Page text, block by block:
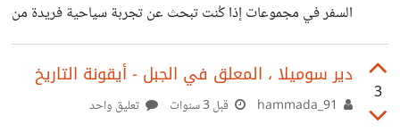
السفر في مجموعات إذا كُنت تبحث عن تجربة سياحية فريدة من
نوعها تشمل زيارة أبرز الأماكن والمناطق السياحية الإستراتيجية
بالمملكة وكنت مهتماً بإلتقاء أشخاص جدد من مختلف الثقافات
وشتى بلدان العالم وعيش تجربة سياحية لا تنسى فهذه الفرصة
3
دير سوميلا ، المعلق في الجبل - أيقونة التاريخ
قبل 3 سنوات تعليق واحد